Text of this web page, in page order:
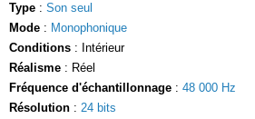
Type : Son seul
Mode : Monophonique
Conditions : Intérieur
Réalisme : Réel
Fréquence d'échantillonnage : 48 000 Hz
Résolution : 24 bits